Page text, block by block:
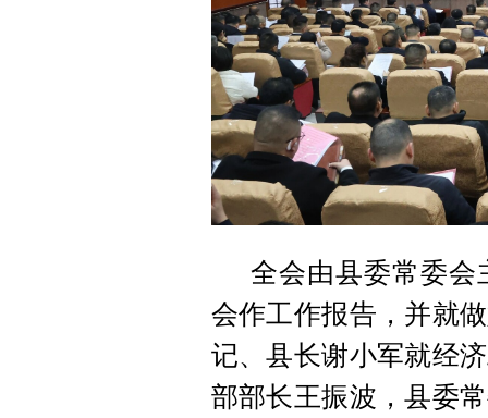
全会由县委常委会
会作工作报告，并就
记、县长谢小军就经
部部长王振波，县委